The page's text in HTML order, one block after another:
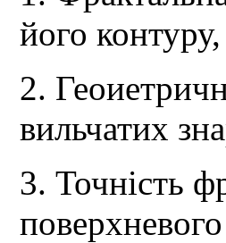
його
2.
вильчатих
3. Точність